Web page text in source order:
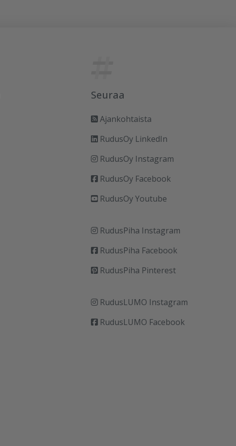
Seuraa
Ajankohtaista
RudusOy LinkedIn
RudusOy Instagram
RudusOy Facebook
RudusOy Youtube
RudusPiha Instagram
RudusPiha Facebook
RudusPiha Pinterest
RudusLUMO Instagram
RudusLUMO Facebook